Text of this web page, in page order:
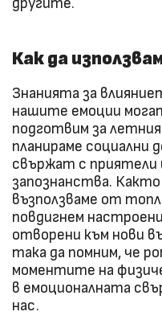
другите.
Как да
Знанията за
нашите емоции
подготвим за
планираме социални
свържат с приятели
запознанства. Както
възползваме от
повдигнем
отворени към нови
така да помним, че
моментите на
в емоционалната
нас.